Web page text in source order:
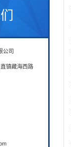
公司
镇藏海西路